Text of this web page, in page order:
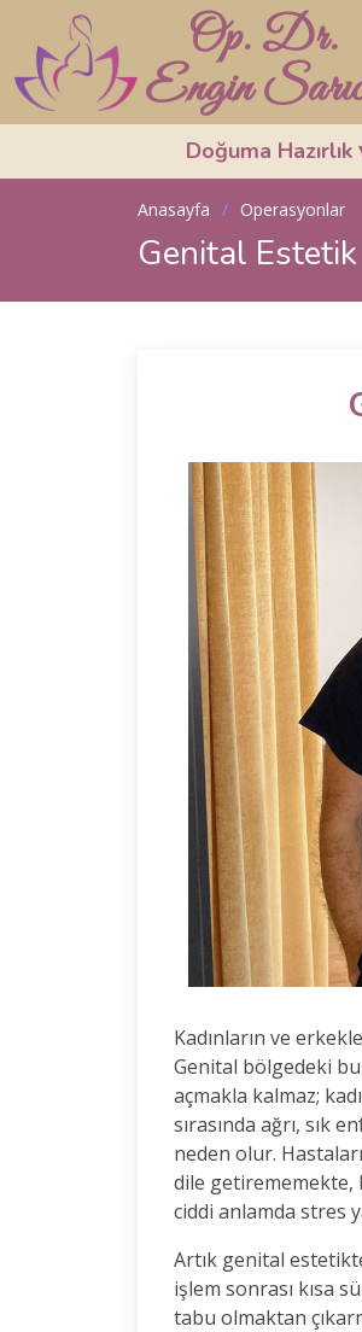
Op. Dr.
Engin
Doğuma Hazırlık
Anasayfa Operasyonlar
Genital
Kadınların ve
Genital bölgedeki
açmakla kalmaz;
sırasında ağrı, sık
neden olur.
dile getirememekte,
ciddi anlamda stres
Artık genital
işlem sonrası kısa
tabu olmaktan